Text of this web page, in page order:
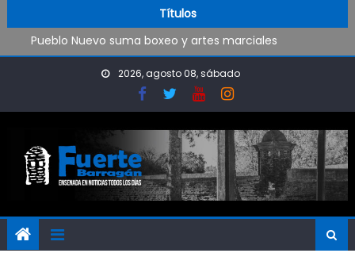
Títulos
Trabajos de mantenimiento y mejoras en la Isla Santiago
Pueblo Nuevo suma boxeo y artes marciales
OPINIÓN: ¿Hasta cuándo vamos a soportar todo esto?
El Rojo juega este sábado en Ensenada y necesita ganar
2026, agosto 08, sábado